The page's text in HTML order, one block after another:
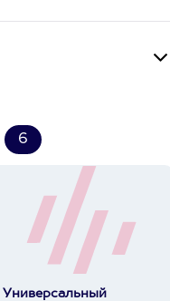
6
Универсальный